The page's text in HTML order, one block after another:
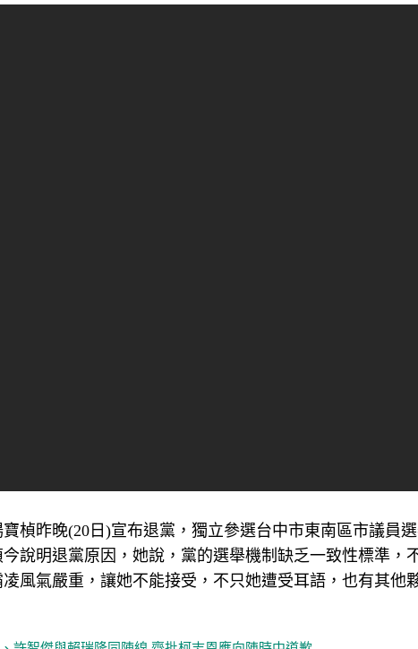
楨昨晚(20日)宣布退黨，獨立參選台中市東南區市議員
說明退黨原因，她說，黨的選舉機制缺乏一致性標準，
風氣嚴重，讓她不能接受，不只她遭受耳語，也有其他